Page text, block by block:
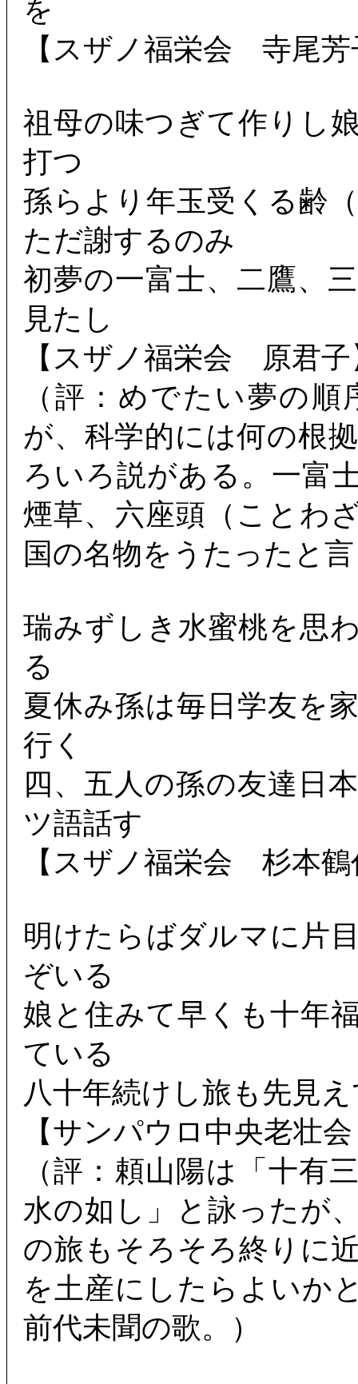
を
【スザノ福栄会 寺尾芳
祖母の味つぎて作りし
打つ
孫らより年玉受くる齢
ただ謝するのみ
初夢の一富士、二鷹、
見たし
【スザノ福栄会 原君子
（評：めでたい夢の
が、科学的には何の根
ろいろ説がある。一富
煙草、六座頭（ことわ
国の名物をうたったと
瑞みずしき水蜜桃を思
る
夏休み孫は毎日学友を
行く
四、五人の孫の友達日
ツ語話す
【スザノ福栄会 杉本鶴
明けたらばダルマに片
ぞいる
娘と住みて早くも十年
ている
八十年続けし旅も先見
【サンパウロ中央老壮
（評：頼山陽は「十有
水の如し」と詠ったが
の旅もそろそろ終りに
を土産にしたらよいか
前代未聞の歌。）